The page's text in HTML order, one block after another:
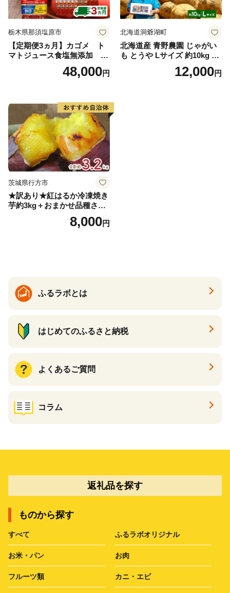
栃木県那須塩原市
【定期便3ヵ月】カゴメ ト
マトジュース食塩無添加 72
0ml PET×15本 1ケース 毎月
届く 3ヵ月 3回コース ns001-
48,000円
北海道洞爺湖町
北海道産 青野農園 じゃがい
も とうや Lサイズ 約10kg 20
26年10月初旬～12月下旬頃お
届け 先行予約 北海道 ジャガ
12,000円
茨城県行方市
★訳あり★紅はるか冷凍焼き
芋約3kg＋おまかせ品種さつ
まいも 合計約3.2kg｜さつ
まいも サツマイモ さつま芋
8,000円
ふるラボとは
はじめてのふるさと納税
よくあるご質問
コラム
返礼品を探す
ものから探す
すべて ふるラボオリジナル
お米・パン お肉
フルーツ類 カニ・エビ